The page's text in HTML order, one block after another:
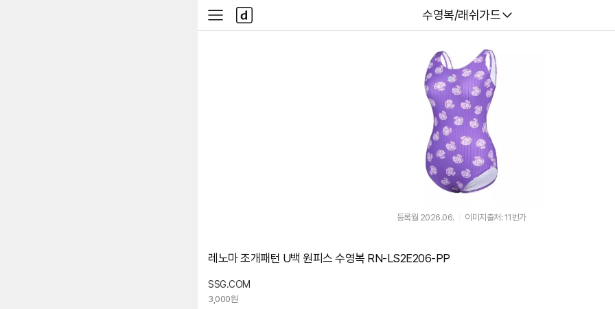
다나와
수영복/래쉬가드
사
이
다
나
와
등록월 2026.06. 이미지출처: 11번가
레노마 조개패턴 U백 원피스 수영복 RN-LS2E206-PP
SSG.COM
3,000원